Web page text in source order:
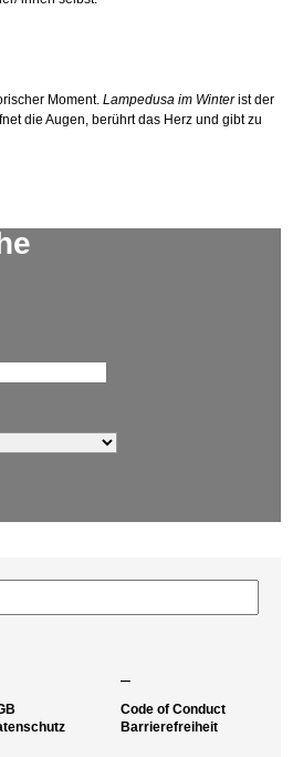
Moment. Lampedusa im Winterist der
die Augen, berührt das Herz und gibt zu
–
Code of Conduct
Barrierefreiheit